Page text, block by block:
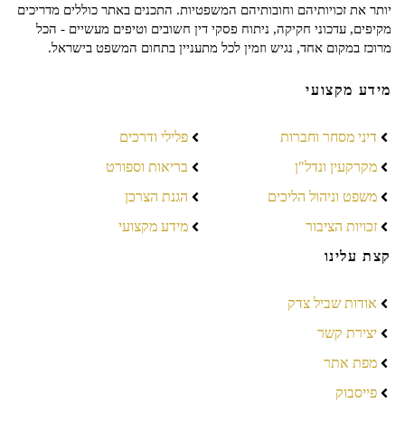
יותר את זכויותיהם וחובותיהם המשפטיות. התכנים באתר כוללים מדריכים
מקיפים, עדכוני חקיקה, ניתוח פסקי דין חשובים וטיפים מעשיים - הכל
מרוכז במקום אחד, נגיש וזמין לכל מתעניין בתחום המשפט בישראל.
מידע מקצועי
דיני מסחר וחברות
מקרקעין ונדל"ן
משפט וניהול הליכים
זכויות הציבור
פלילי ודרכים
בריאות וספורט
הגנת הצרכן
מידע מקצועי
קצת עלינו
אודות שביל צדק
יצירת קשר
מפת אתר
פייסבוק